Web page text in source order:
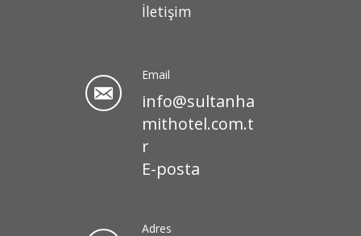
İletişim
Email
info@sultanha
mithotel.com.t
r
E-posta
Adres